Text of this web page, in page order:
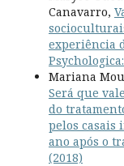
Canavarro,
experiência
Mariana
Será que
do
pelos casais
ano após o
(2018)